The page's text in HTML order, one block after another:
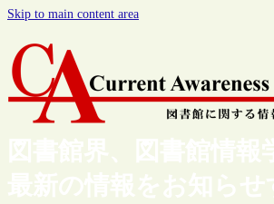
Skip to main content area
図書館界、図書館情報
最新の情報をお知らせ